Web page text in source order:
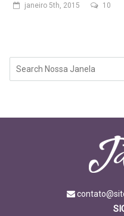
janeiro 5th, 2015 10